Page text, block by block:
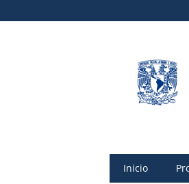
Inicio